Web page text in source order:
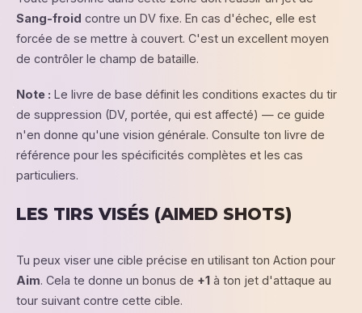
Sang-froid contre un DV fixe. En cas d'échec, elle est
forcée de se mettre à couvert. C'est un excellent moyen
de contrôler le champ de bataille.
Note : Le livre de base définit les conditions exactes du tir
de suppression (DV, portée, qui est affecté) — ce guide
n'en donne qu'une vision générale. Consulte ton livre de
référence pour les spécificités complètes et les cas
particuliers.
LES TIRS VISÉS (AIMED SHOTS)
Tu peux viser une cible précise en utilisant ton Action pour
Aim. Cela te donne un bonus de +1 à ton jet d'attaque au
tour suivant contre cette cible.